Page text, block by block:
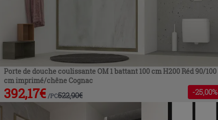
Porte de douche coulissante OM 1 battant 100 cm H200 Réd 90/100
cm imprimé/chêne Cognac
392,17€ /PC522,90€ -25,00%